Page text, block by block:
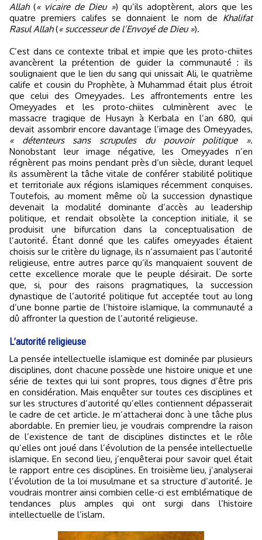
Allah(« vicaire de Dieu ») qu’ils adoptèrent, alors que les
quatre premiers califes se donnaient le nom de Khalifat
Rasul Allah(« successeur de l’Envoyé de Dieu »).
C’est dans ce contexte tribal et impie que les proto-chiites
avancèrent la prétention de guider la communauté : ils
soulignaient que le lien du sang qui unissait Ali, le quatrième
calife et cousin du Prophète, à Muhammad était plus étroit
que celui des Omeyyades. Les affrontements entre les
Omeyyades et les proto-chiites culminèrent avec le
massacre tragique de Husayn à Kerbala en l’an 680, qui
devait assombrir encore davantage l’image des Omeyyades,
« détenteurs sans scrupules du pouvoir politique ».
Nonobstant leur image négative, les Omeyyades n’en
régnèrent pas moins pendant près d’un siècle, durant lequel
ils assumèrent la tâche vitale de conférer stabilité politique
et territoriale aux régions islamiques récemment conquises.
Toutefois, au moment même où la succession dynastique
devenait la modalité dominante d’accès au leadership
politique, et rendait obsolète la conception initiale, il se
produisit une bifurcation dans la conceptualisation de
l’autorité. Étant donné que les califes omeyyades étaient
choisis sur le critère du lignage, ils n’assumaient pas l’autorité
religieuse, entre autres parce qu’ils manquaient souvent de
cette excellence morale que le peuple désirait. De sorte
que, si, pour des raisons pragmatiques, la succession
dynastique de l’autorité politique fut acceptée tout au long
d’une bonne partie de l’histoire islamique, la communauté a
dû affronter la question de l’autorité religieuse.
L’autorité religieuse
La pensée intellectuelle islamique est dominée par plusieurs
disciplines, dont chacune possède une histoire unique et une
série de textes qui lui sont propres, tous dignes d’être pris
en considération. Mais enquêter sur toutes ces disciplines et
sur les structures d’autorité qu’elles contiennent dépasserait
le cadre de cet article. Je m’attacherai donc à une tâche plus
abordable. En premier lieu, je voudrais comprendre la raison
de l’existence de tant de disciplines distinctes et le rôle
qu’elles ont joué dans l’évolution de la pensée intellectuelle
islamique. En second lieu, j’enquêterai pour savoir quel était
le rapport entre ces disciplines. En troisième lieu, j’analyserai
l’évolution de la loi musulmane et sa structure d’autorité. Je
voudrais montrer ainsi combien celle-ci est emblématique de
tendances plus amples qui ont surgi dans l’histoire
intellectuelle de l’islam.